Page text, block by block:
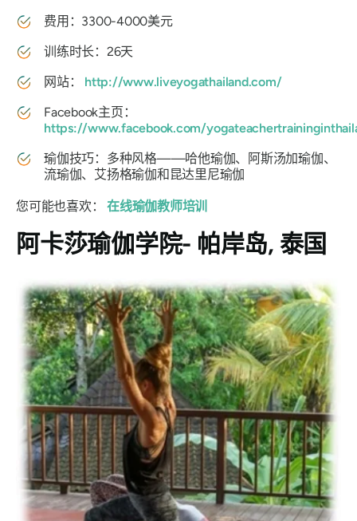
费用：3300-4000美元
训练时长：26天
网站：
http://www.liveyogathailand.com/
Facebook主页：
https://www.facebook.com/
瑜伽技巧：多种风格——哈他瑜伽、阿斯汤加瑜伽、
流瑜伽、艾扬格瑜伽和昆达里尼瑜伽
您可能也喜欢：在线瑜伽教师培训
阿卡莎瑜伽学院- 帕岸岛, 泰国